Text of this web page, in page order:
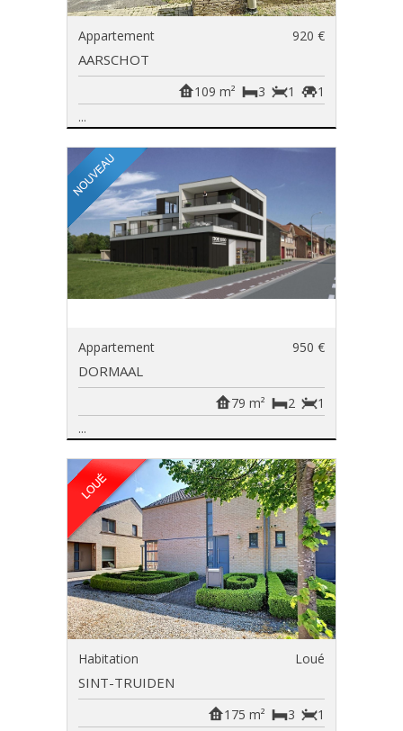
Appartement 920 €
AARSCHOT
1
1
3
109 m²
...
Appartement 950 €
DORMAAL
1
2
79 m²
...
Habitation Loué
SINT-TRUIDEN
1
3
175 m²